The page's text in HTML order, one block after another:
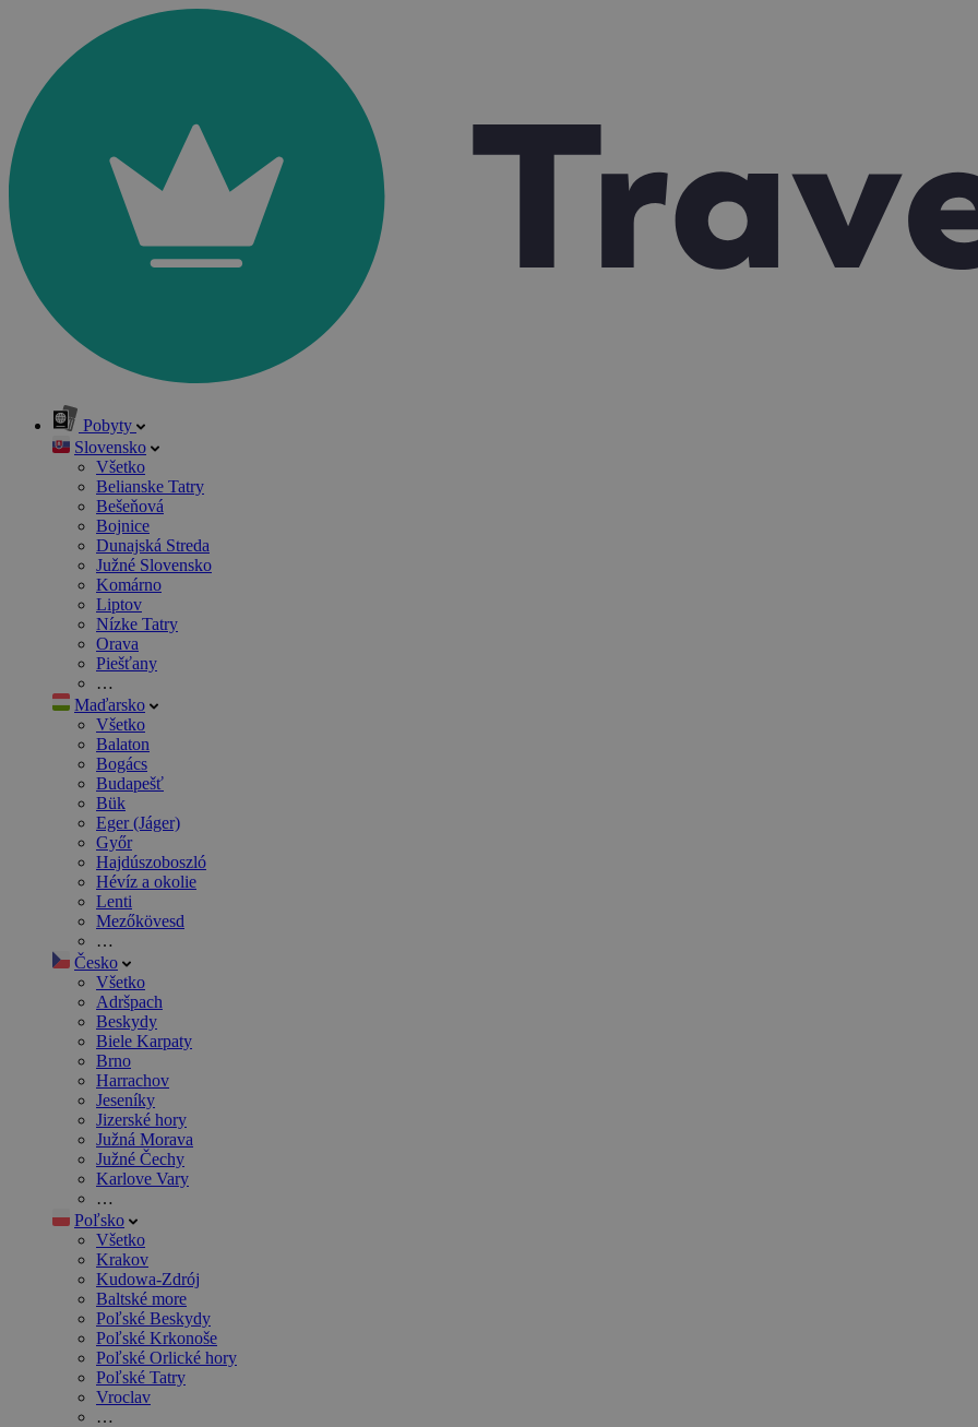
Pobyty
Slovensko
Všetko
Belianske Tatry
Bešeňová
Bojnice
Dunajská Streda
Južné Slovensko
Komárno
Liptov
Nízke Tatry
Orava
Piešťany
…
Maďarsko
Všetko
Balaton
Bogács
Budapešť
Bük
Eger (Jáger)
Győr
Hajdúszoboszló
Hévíz a okolie
Lenti
Mezőkövesd
…
Česko
Všetko
Adršpach
Beskydy
Biele Karpaty
Brno
Harrachov
Jeseníky
Jizerské hory
Južná Morava
Južné Čechy
Karlove Vary
…
Poľsko
Všetko
Krakov
Kudowa-Zdrój
Baltské more
Poľské Beskydy
Poľské Krkonoše
Poľské Orlické hory
Poľské Tatry
Vroclav
…